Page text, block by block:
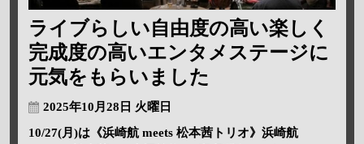
ライブらしい自由度の高い楽しく
完成度の高いエンタメステージに
元気をもらいました
2025年10月28日 火曜日
10/27(月)は《浜崎航 meets 松本茜トリオ》浜崎航